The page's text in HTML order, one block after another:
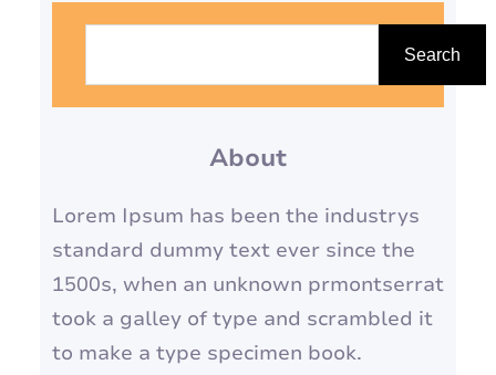
Search
About
Lorem Ipsum has been the industrys
standard dummy text ever since the
1500s, when an unknown prmontserrat
took a galley of type and scrambled it
to make a type specimen book.